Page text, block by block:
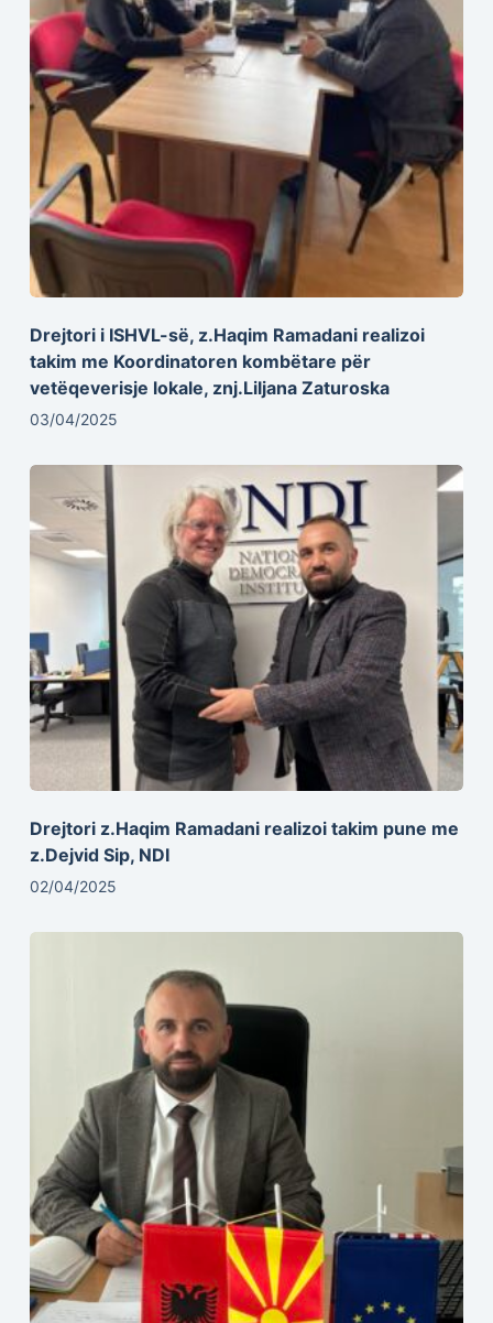
Drejtori i ISHVL-së, z.Haqim Ramadani realizoi
takim me Koordinatoren kombëtare për
vetëqeverisje lokale, znj.Liljana Zaturoska
03/04/2025
Drejtori z.Haqim Ramadani realizoi takim pune me
z.Dejvid Sip, NDI
02/04/2025